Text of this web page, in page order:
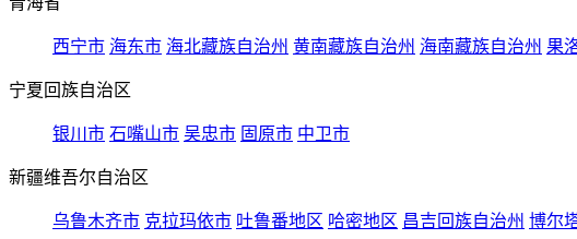
西宁市 海东市 海北藏族自治州 黄南藏族自治州 海南藏族自治州 果
宁夏回族自治区
银川市 石嘴山市 吴忠市 固原市 中卫市
新疆维吾尔自治区
乌鲁木齐市 克拉玛依市 吐鲁番地区 哈密地区 昌吉回族自治州 博尔